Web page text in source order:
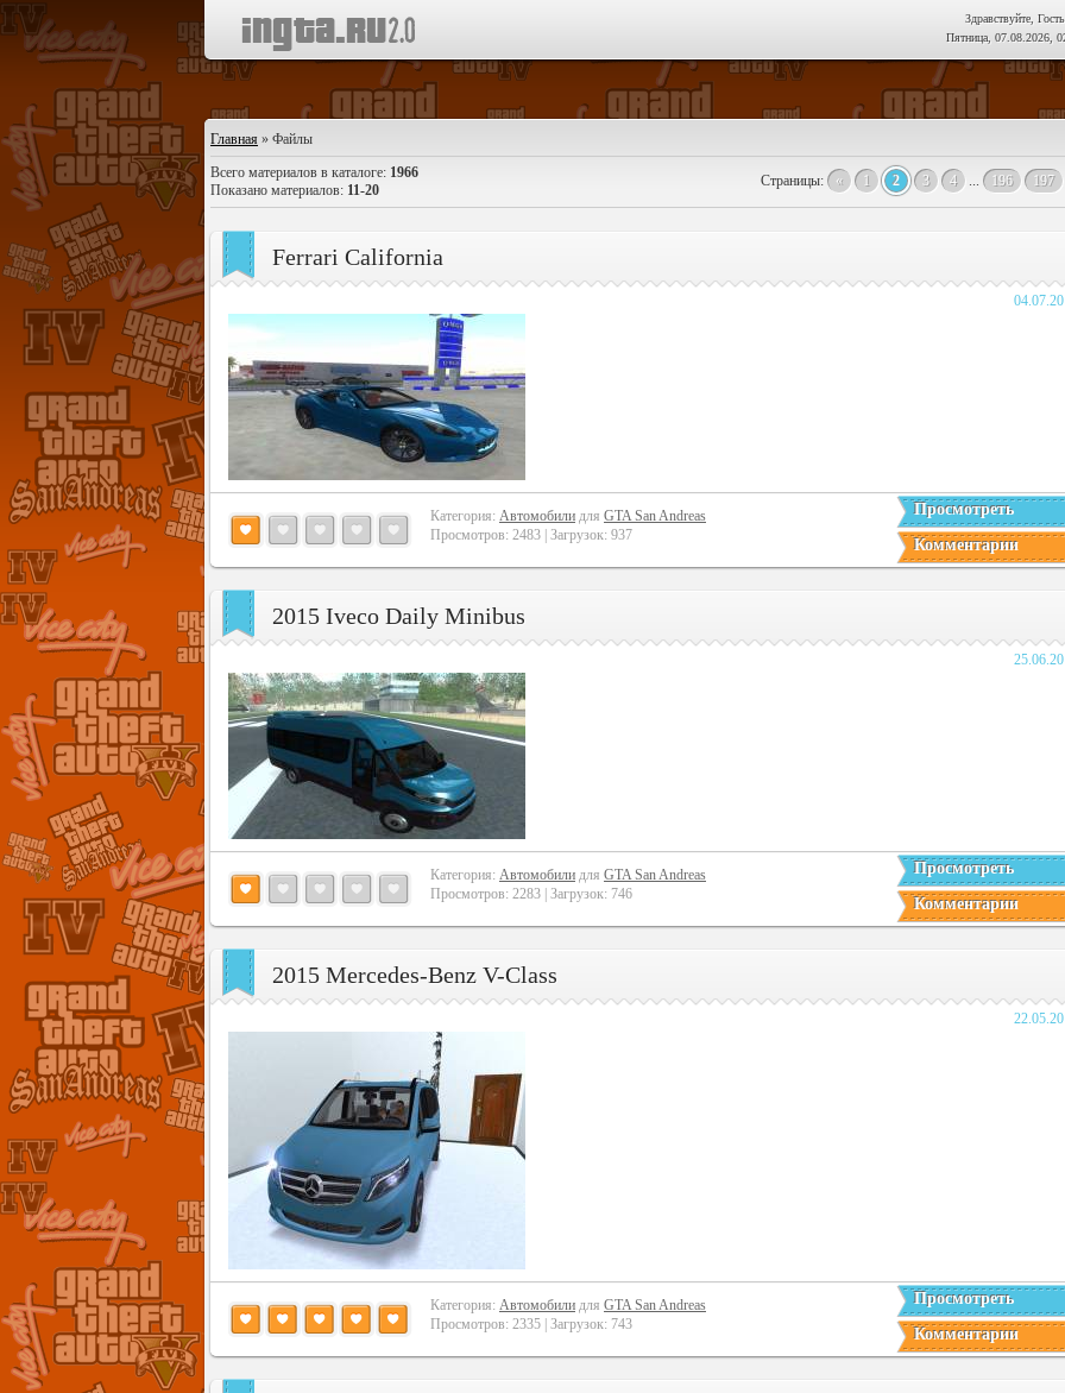
Здравствуйте, Гость
Пятница, 07.08.2026,
Главная » Файлы
Всего материалов в каталоге: 1966
Показано материалов: 11-20
Страницы: « 1 2 3 4 ... 196 197
Ferrari California
Категория: Автомобили для GTA San Andreas
Просмотров: 2483 | Загрузок: 937
Просмотреть
Комментарии
2015 Iveco Daily Minibus
Категория: Автомобили для GTA San Andreas
Просмотров: 2283 | Загрузок: 746
Просмотреть
Комментарии
2015 Mercedes-Benz V-Class
Категория: Автомобили для GTA San Andreas
Просмотров: 2335 | Загрузок: 743
Просмотреть
Комментарии